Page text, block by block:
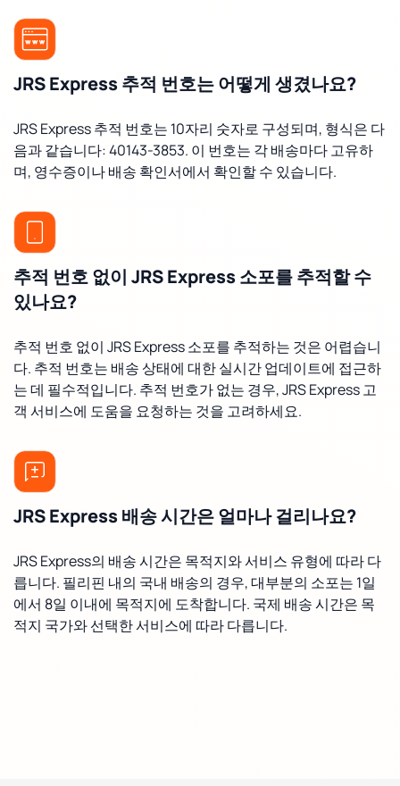
JRS Express 추적 번호는 어떻게 생겼나요?
JRS Express 추적 번호는 10자리 숫자로 구성되며, 형식은 다
음과 같습니다: 40143-3853. 이 번호는 각 배송마다 고유하
며, 영수증이나 배송 확인서에서 확인할 수 있습니다.
추적 번호 없이 JRS Express 소포를 추적할 수
있나요?
추적 번호 없이 JRS Express 소포를 추적하는 것은 어렵습니
다. 추적 번호는 배송 상태에 대한 실시간 업데이트에 접근하
는 데 필수적입니다. 추적 번호가 없는 경우, JRS Express 고
객 서비스에 도움을 요청하는 것을 고려하세요.
JRS Express 배송 시간은 얼마나 걸리나요?
JRS Express의 배송 시간은 목적지와 서비스 유형에 따라 다
릅니다. 필리핀 내의 국내 배송의 경우, 대부분의 소포는 1일
에서 8일 이내에 목적지에 도착합니다. 국제 배송 시간은 목
적지 국가와 선택한 서비스에 따라 다릅니다.